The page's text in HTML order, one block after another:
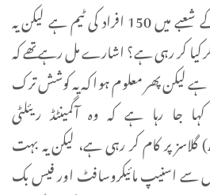
اسنیپ کے پاس ہارڈویئر کے شعبے میں 150 افراد کی ٹیم ہے لیکن یہ
کیا کر رہی ہے؟ اشارے مل رہے تھے کہ
لیکن پھر معلوم ہوا کہ یہ کوشش ترک
جا رہا ہے کہ وہ آگمینٹڈ ریئلٹی
(Augmented Reality) گلاسز پر کام کر رہی ہے، لیکن یہ بہت
سے اسنیپ مائیکروسافٹ اور فیس بک